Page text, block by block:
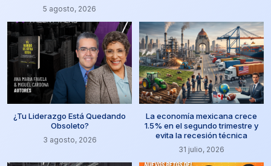
5 agosto, 2026
¿Tu Liderazgo Está Quedando
Obsoleto?
3 agosto, 2026
La economía mexicana crece
1.5% en el segundo trimestre y
evita la recesión técnica
31 julio, 2026